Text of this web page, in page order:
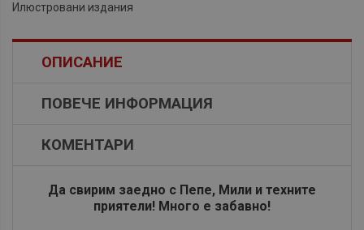
Илюстровани издания
ОПИСАНИЕ
ПОВЕЧЕ ИНФОРМАЦИЯ
КОМЕНТАРИ
​Да свирим заедно с Пепе, Мили и техните
приятели! Много е забавно!